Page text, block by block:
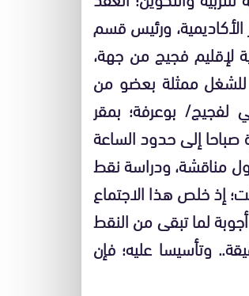
الأكاديمية، ورئيس قسم
لإقليم فجيج من جهة،
للشغل ممثلة بعضو من
بوعرفة؛ بمقر
من الساعة العاشرة صباحا إلى حدود الساعة
الموالي الأحد 09 ماي 2010؛ تمحور حول مناقشة، ودراسة نقط
إذ خلص هذا الاجتماع
أجوبة لما تبقى من النقط
وتأسيسا عليه؛ فإن